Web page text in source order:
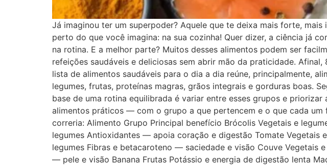
Já imaginou ter um superpoder? Aquele que te deixa mais forte,
perto do que você imagina: na sua cozinha! Quer dizer, a ciência já
na rotina. E a melhor parte? Muitos desses alimentos podem ser
refeições saudáveis e deliciosas sem abrir mão da praticidade.
lista de alimentos saudáveis para o dia a dia reúne, principalmente,
legumes, frutas, proteínas magras, grãos integrais e gorduras boas.
base de uma rotina equilibrada é variar entre esses grupos e
alimentos práticos — com o grupo a que pertencem e o que cada
correria: Alimento Grupo Principal benefício Brócolis Vegetais e
legumes Antioxidantes — apoia coração e digestão Tomate
legumes Fibras e betacaroteno — saciedade e visão Couve Vegetais
— pele e visão Banana Frutas Potássio e energia de digestão lenta